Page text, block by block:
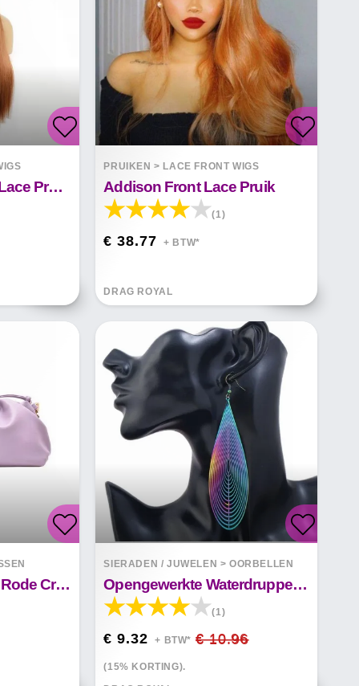
Bruine Zijden Front Lace Pruik Naomi
PRUIKEN > LACE FRONT WIGS
Addison Front Lace Pruik
(1)
€ 38.77 + BTW*
DRAG ROYAL
Zachte Lederen Net Rode Crossbody Gevouwen Cloudtas
SIERADEN / JUWELEN > OORBELLEN
Opengewerkte Waterdruppels Kleurrijke Oorbellen
(1)
€ 9.32 + BTW* € 10.96
(15% KORTING).